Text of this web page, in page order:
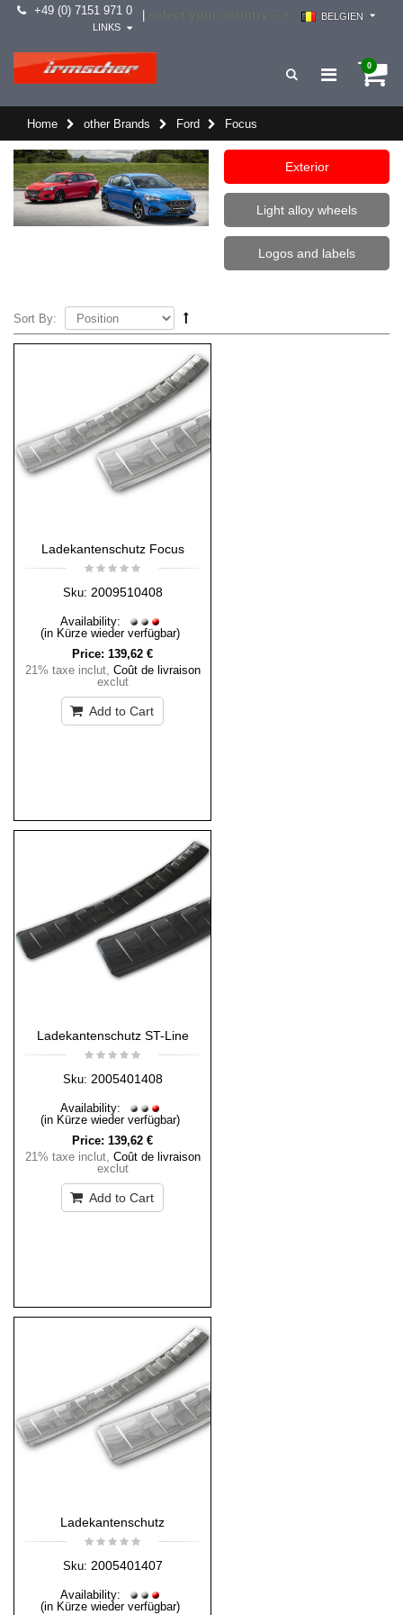
+49 (0) 7151 971 0
BELGIEN
LINKS
0
Home other Brands Ford Focus
Exterior
Light alloy wheels
Logos and labels
Sort By:
Ladekantenschutz Focus
Sku: 2009510408
Availability:
(in Kürze wieder verfügbar)
Price: 139,62 €
21% taxe inclut, Coût de livraison
exclut
Add to Cart
Ladekantenschutz ST-Line
Sku: 2005401408
Availability:
(in Kürze wieder verfügbar)
Price: 139,62 €
21% taxe inclut, Coût de livraison
exclut
Add to Cart
Ladekantenschutz
Sku: 2005401407
Availability:
(in Kürze wieder verfügbar)